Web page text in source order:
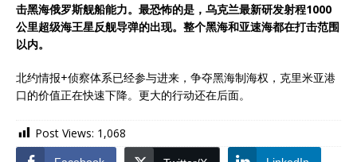
击黑海俄罗斯舰船能力。最恐怖的是，乌克兰最新研发射程1000
公里超级海王星反舰导弹的出现。整个黑海和亚速海都在打击范围
以内。
北约情报+侦察体系已经参与进来，争夺黑海制海权，克里米亚港
口的价值正在快速下降。更大的行动还在后面。
Post Views: 1,068